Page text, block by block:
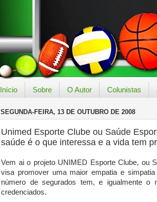
Início Sobre O Autor Colunistas
SEGUNDA-FEIRA, 13 DE OUTUBRO DE 2008
Unimed Esporte Clube ou Saúde
saúde é o que interessa e a vida tem
Vem ai o projeto UNIMED Esporte Clube, ou
visa promover uma maior empatia e
número de segurados tem, e igualmente o
credenciados.